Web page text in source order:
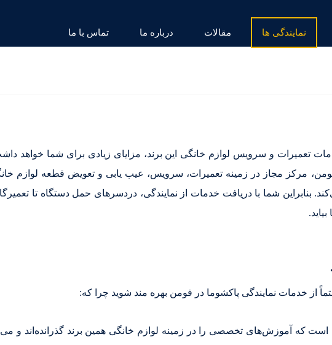
نمایندگی ها مقالات درباره ما تماس با ما
تعمیرات و سرویس لوازم خانگی این برند، مزایای زیادی برای شما خواهد
فومن، مرکز مجاز در زمینه تعمیرات، سرویس، عیب یابی و تعویض قطعه لوازم
بنابراین شما با دریافت خدمات از نمایندگی، دردسرهای حمل دستگاه تا
از خدمات نمایندگی پاکشوما در فومن بهره مند شوید چرا که:
است که آموزش‌های تخصصی را در زمینه لوازم خانگی همین برند گذرانده‌اند و